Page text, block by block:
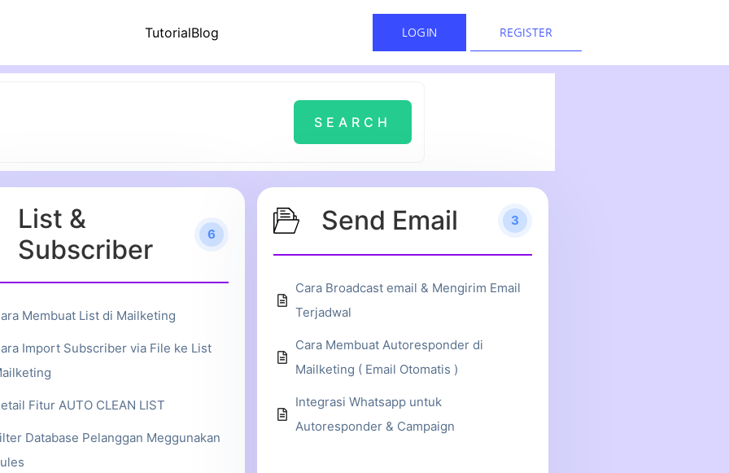
TutorialBlog LOGIN REGISTER
List &
Subscriber
6
Membuat List di Mailketing
Import Subscriber via File ke List
Fitur AUTO CLEAN LIST
Database Pelanggan Meggunakan
Send Email 3
Cara Broadcast email & Mengirim Email
Terjadwal
Cara Membuat Autoresponder di
Mailketing ( Email Otomatis )
Integrasi Whatsapp untuk
Autoresponder & Campaign